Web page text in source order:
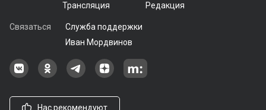
Трансляция
Редакция
Связаться
Служба поддержки
Иван Мордвинов
Наша группа в ВКонтакте
Наша группа на Одноклассники[
Наша группа в Telegram
наш профиль на Дзен
Наш аккаунт на Мегасреде
Нас рекомендуют